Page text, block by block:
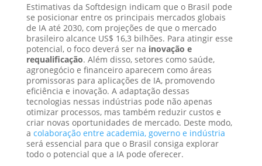
Estimativas da Softdesign indicam que o Brasil pode
se posicionar entre os principais mercados globais
de IA até 2030, com projeções de que o mercado
brasileiro alcance US$ 16,3 bilhões. Para atingir esse
potencial, o foco deverá ser na inovação e
requalificação. Além disso, setores como saúde,
agronegócio e financeiro aparecem como áreas
promissoras para aplicações de IA, promovendo
eficiência e inovação. A adaptação dessas
tecnologias nessas indústrias pode não apenas
otimizar processos, mas também reduzir custos e
criar novas oportunidades de mercado. Deste modo,
a colaboração entre academia, governo e indústria
será essencial para que o Brasil consiga explorar
todo o potencial que a IA pode oferecer.